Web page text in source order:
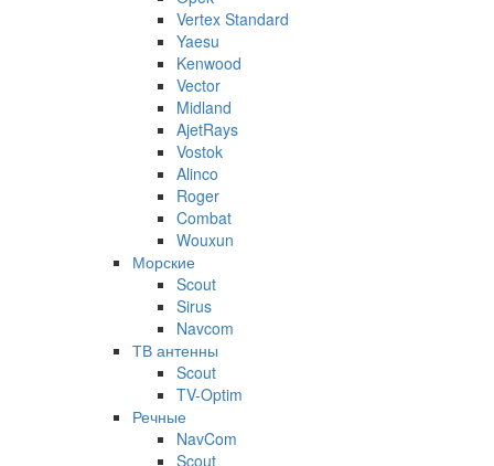
Vertex Standard
Yaesu
Kenwood
Vector
Midland
AjetRays
Vostok
Alinco
Roger
Combat
Wouxun
Морские
Scout
Sirus
Navcom
ТВ антенны
Scout
TV-Optim
Речные
NavCom
Scout